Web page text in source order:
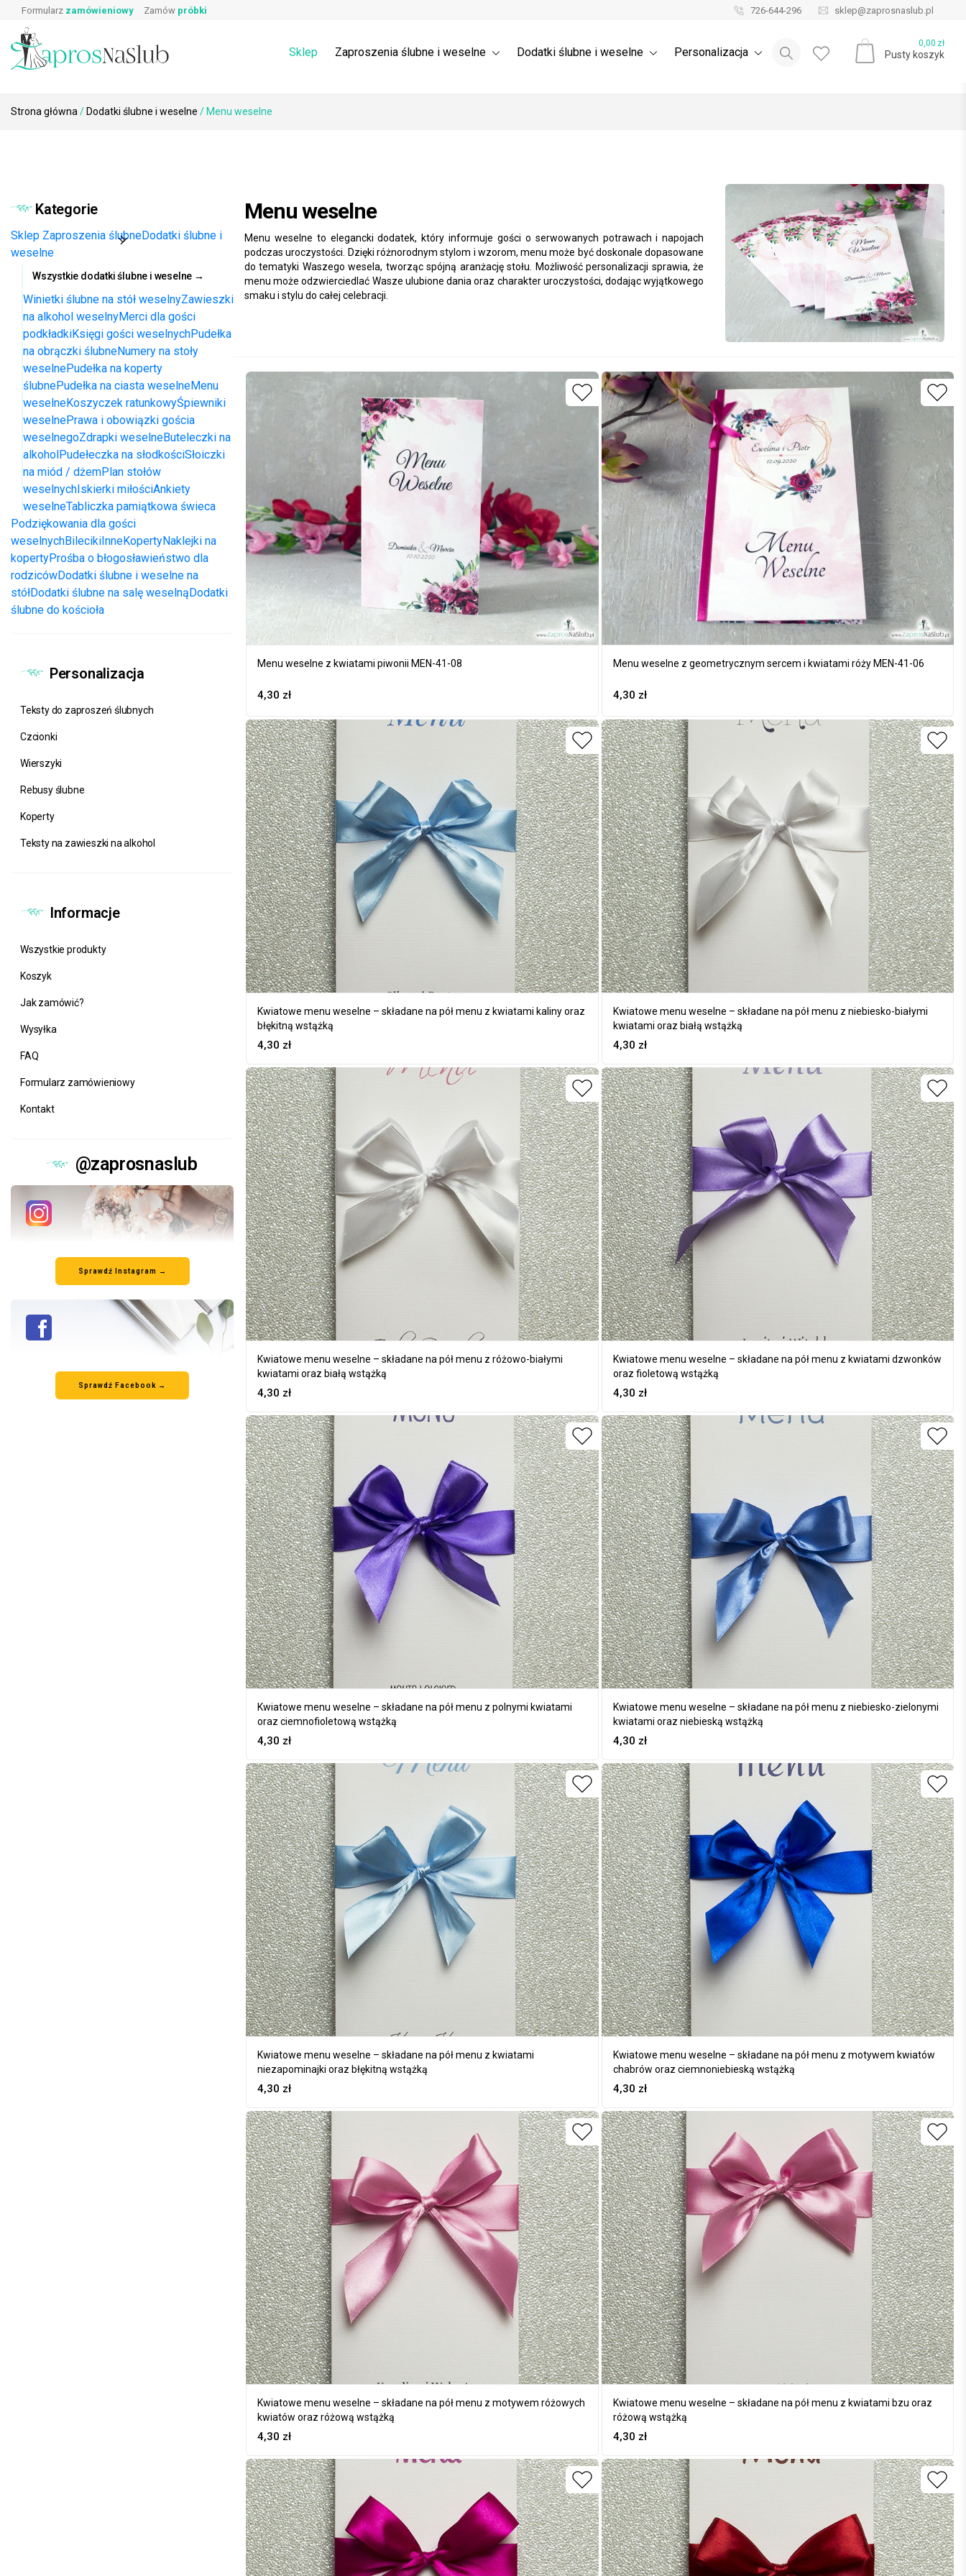
content
Formularz zamówieniowy Zamów próbki 726-644-296 sklep@zaprosnaslub.pl
Sklep Zaproszenia ślubne i weselne Dodatki ślubne i weselne Personalizacja
0,00 zł
Pusty koszyk
Prawa i obowiązki gościa weselnego
Dodatki ślubne i weselne na stół →
Wierszyki o prezentach
Rebusy ślubne do zaproszeń
Blog ślubny
Wpisz produkt, którego szukasz:
Strona główna / Dodatki ślubne i weselne / Menu weselne
Kategorie
Sklep Zaproszenia ślubneDodatki ślubne i
weselne
Wszystkie dodatki ślubne i weselne →
Winietki ślubne na stół weselnyZawieszki
na alkohol weselnyMerci dla gości
podkładkiKsięgi gości weselnychPudełka
na obrączki ślubneNumery na stoły
weselnePudełka na koperty
ślubnePudełka na ciasta weselneMenu
weselneKoszyczek ratunkowyŚpiewniki
weselnePrawa i obowiązki gościa
weselnegoZdrapki weselneButeleczki na
alkoholPudełeczka na słodkościSłoiczki
na miód / dżemPlan stołów
weselnychIskierki miłościAnkiety
weselneTabliczka pamiątkowa świeca
Podziękowania dla gości
weselnychBilecikiInneKopertyNaklejki na
kopertyProśba o błogosławieństwo dla
rodzicówDodatki ślubne i weselne na
stółDodatki ślubne na salę weselnąDodatki
ślubne do kościoła
Personalizacja
Teksty do zaproszeń ślubnych
Czcionki
Wierszyki
Rebusy ślubne
Koperty
Teksty na zawieszki na alkohol
Informacje
Wszystkie produkty
Koszyk
Jak zamówić?
Wysyłka
FAQ
Formularz zamówieniowy
Kontakt
@zaprosnaslub
Sprawdź Instagram →
Sprawdź Facebook →
Menu weselne
Menu weselne to elegancki dodatek, który informuje gości o serwowanych potrawach i napojach
podczas uroczystości. Dzięki różnorodnym stylom i wzorom, menu może być doskonale dopasowane
do tematyki Waszego wesela, tworząc spójną aranżację stołu. Możliwość personalizacji sprawia, że
menu może odzwierciedlać Wasze ulubione dania oraz charakter uroczystości, dodając wyjątkowego
smaku i stylu do całej celebracji.
Menu weselne z kwiatami piwonii MEN-41-08
4,30 zł
Menu weselne z geometrycznym sercem i kwiatami róży MEN-41-06
4,30 zł
Kwiatowe menu weselne – składane na pół menu z kwiatami kaliny oraz
błękitną wstążką
4,30 zł
Kwiatowe menu weselne – składane na pół menu z niebiesko-białymi
kwiatami oraz białą wstążką
4,30 zł
Kwiatowe menu weselne – składane na pół menu z różowo-białymi
kwiatami oraz białą wstążką
4,30 zł
Kwiatowe menu weselne – składane na pół menu z kwiatami dzwonków
oraz fioletową wstążką
4,30 zł
Kwiatowe menu weselne – składane na pół menu z polnymi kwiatami
oraz ciemnofioletową wstążką
4,30 zł
Kwiatowe menu weselne – składane na pół menu z niebiesko-zielonymi
kwiatami oraz niebieską wstążką
4,30 zł
Kwiatowe menu weselne – składane na pół menu z kwiatami
niezapominajki oraz błękitną wstążką
4,30 zł
Kwiatowe menu weselne – składane na pół menu z motywem kwiatów
chabrów oraz ciemnoniebieską wstążką
4,30 zł
Kwiatowe menu weselne – składane na pół menu z motywem różowych
kwiatów oraz różową wstążką
4,30 zł
Kwiatowe menu weselne – składane na pół menu z kwiatami bzu oraz
różową wstążką
4,30 zł